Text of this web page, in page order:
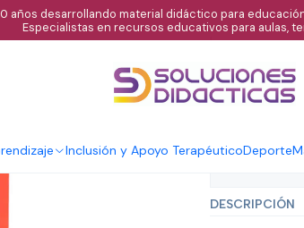
Inclusión y Apoyo TerapéuticoDeporte
años desarrollando material didáctico para
Especialistas en recursos educativos para aulas,
|
Naipe
DESCRIPCIÓN